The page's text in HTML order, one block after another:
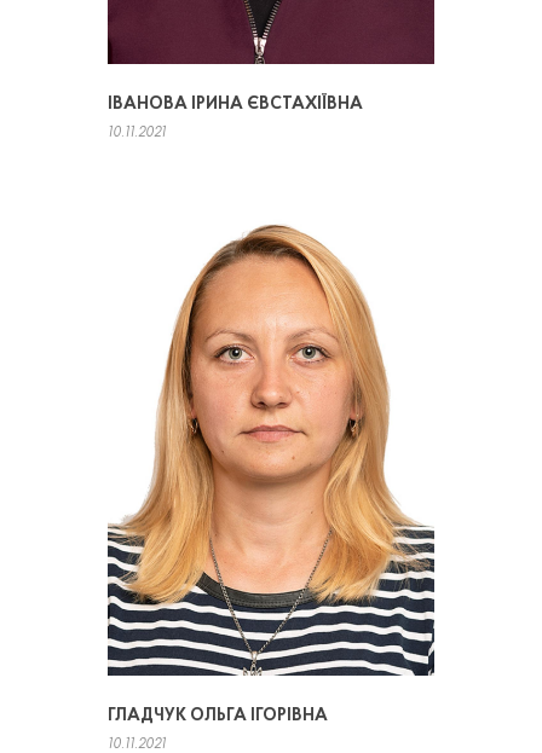
ІВАНОВА ІРИНА ЄВСТАХІЇВНА
10.11.2021
ГЛАДЧУК ОЛЬГА ІГОРІВНА
10.11.2021